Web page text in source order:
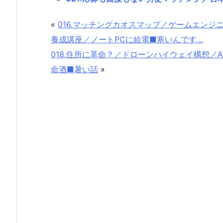
« 016.マッチングカオスマップ／ゲームエンジ
養成講座／ノートPCに給電■寒いんです…
018.住所に革命？／ドローンハイウェイ構想／
命酒■暑い話 »